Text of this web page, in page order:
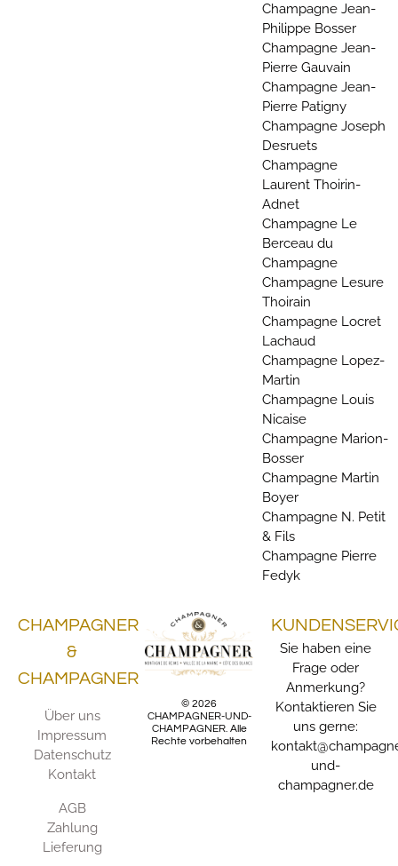
Champagne Jean-
Philippe Bosser
Champagne Jean-
Pierre Gauvain
Champagne Jean-
Pierre Patigny
Champagne Joseph
Desruets
Champagne
Laurent Thoirin-
Adnet
Champagne Le
Berceau du
Champagne
Champagne Lesure
Thoirain
Champagne Locret
Lachaud
Champagne Lopez-
Martin
Champagne Louis
Nicaise
Champagne Marion-
Bosser
Champagne Martin
Boyer
Champagne N. Petit
& Fils
Champagne Pierre
Fedyk
CHAMPAGNER
&
CHAMPAGNER
Über uns
Impressum
Datenschutz
Kontakt
AGB
Zahlung
Lieferung
© 2026
CHAMPAGNER-UND-
CHAMPAGNER. Alle
Rechte vorbehalten
Sie haben eine
Frage oder
Anmerkung?
Kontaktieren Sie
uns gerne:
und-
champagner.de